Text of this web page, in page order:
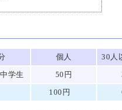
個人
30人
学生
50円
100円